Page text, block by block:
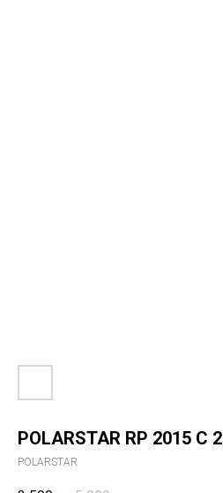
POLARSTAR RP 2015 С 2
POLARSTAR